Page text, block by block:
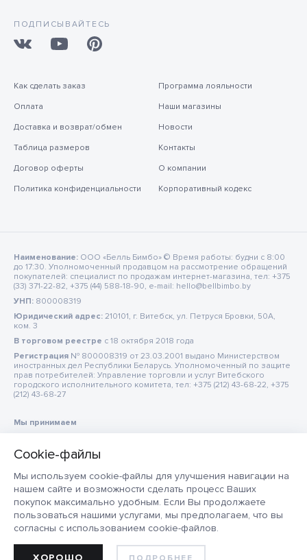
Мы используем cookie-файлы для улучшения навигации на
нашем сайте и возможности сделать процесс Ваших
покупок максимально удобным. Если Вы продолжаете
пользоваться нашими услугами, мы предполагаем, что вы
согласны с использованием cookie-файлов.
ХОРОШО
ПОДПИСЫВАЙТЕСЬ
Как сделать заказ
Оплата
Доставка и возврат/обмен
Таблица размеров
Договор оферты
Политика конфиденциальности
Программа лояльности
Наши магазины
Новости
Контакты
О компании
Корпоративный кодекс
Наименование: ООО «Белль Бимбо» © Время работы: будни с 8:00
до 17:30. Уполномоченный продавцом на рассмотрение обращений
покупателей: специалист по продажам интернет-магазина, тел: +375
(33) 371-22-82, +375 (44) 588-18-90, e-mail: hello@bellbimbo.by
УНП: 800008319
Юридический адрес: 210101, г. Витебск, ул. Петруся Бровки, 50А,
ком. 3
В торговом реестре c 18 октября 2018 года
Регистрация № 800008319 от 23.03.2001 выдано Министерством
иностранных дел Республики Беларусь. Уполномоченный по защите
прав потребителей: Управление торговли и услуг Витебского
городского исполнительного комитета, тел: +375 (212) 43-68-22, +375
(212) 43-68-27
Мы принимаем